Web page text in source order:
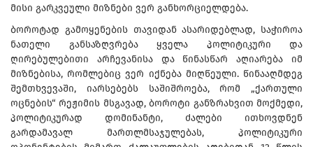
მისი გარკვეული მიზნები ვერ განხორციელდება.
ბოროტად გამოყენების თავიდან ასარიდებლად, საჭიროა
ნათელი განსაზღვრება ყველა პოლიტიკური და
ღირებულებითი არჩევანისა და წინასწარ აღიარება იმ
მიზნებისა, რომლებიც ვერ იქნება მიღწეული. წინააღმდეგ
შემთხვევაში, იარსებებს საშიშროება, რომ „ქართული
ოცნების“ რეჟიმის მსგავად, ბოროტი განზრახვით მოქმედი,
პოლიტიკურად დომინანტი, ძალები ითხოვდნენ
გარდამავალ მართლმსაჯულებას, პოლიტიკური